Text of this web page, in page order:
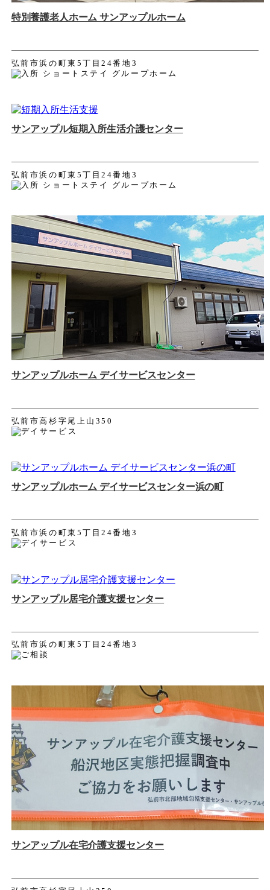
特別養護老人ホーム サンアップルホーム
弘前市浜の町東5丁目24番地3
サンアップル短期入所生活介護センター
弘前市浜の町東5丁目24番地3
サンアップルホーム デイサービスセンター
弘前市高杉字尾上山350
サンアップルホーム デイサービスセンター浜の町
弘前市浜の町東5丁目24番地3
サンアップル居宅介護支援センター
弘前市浜の町東5丁目24番地3
サンアップル在宅介護支援センター